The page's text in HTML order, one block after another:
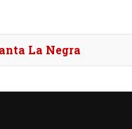
La Negra